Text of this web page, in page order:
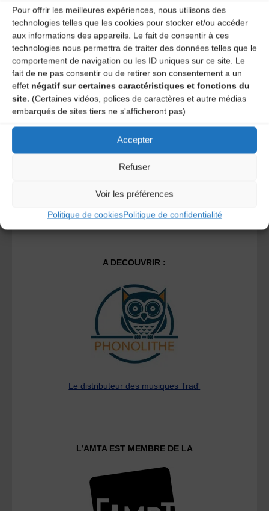
Pour offrir les meilleures expériences, nous utilisons des
technologies telles que les cookies pour stocker et/ou accéder
aux informations des appareils. Le fait de consentir à ces
technologies nous permettra de traiter des données telles que le
comportement de navigation ou les ID uniques sur ce site. Le
fait de ne pas consentir ou de retirer son consentement a un
effet négatif sur certaines caractéristiques et fonctions du
site. (Certaines vidéos, polices de caractères et autre médias
embarqués de sites tiers ne s'afficheront pas)
Accepter
Refuser
Voir les préférences
Politique de cookiesPolitique de confidentialité
Save my name, email, and site URL in my browser for next
time I post a comment.
Ce site utilise Akismet pour réduire les indésirables.
savoir plus sur la façon dont les données de vos
commentaires sont traitées.
A DECOUVRIR :
Le distributeur des musiques Trad'
L’AMTA EST MEMBRE DE LA